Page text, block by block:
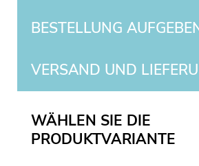
BESTELLUNG
VERSAND UND
WÄHLEN SIE DIE
PRODUKTVARIANTE